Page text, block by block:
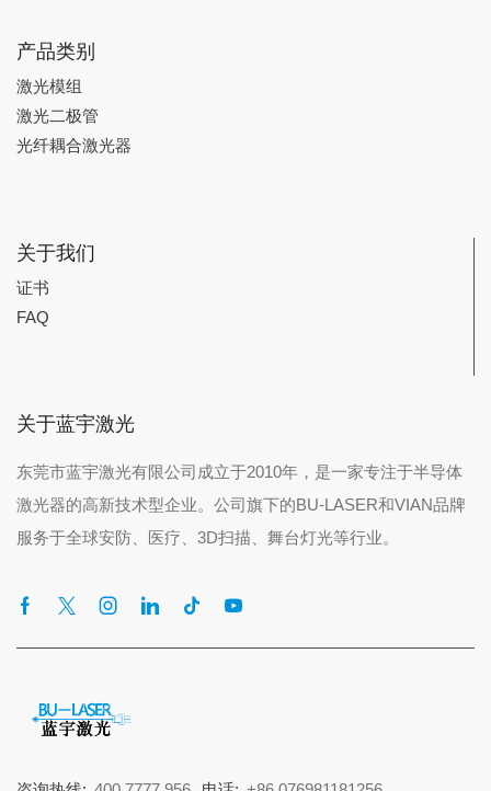
产品类别
激光模组
激光二极管
光纤耦合激光器
关于我们
证书
FAQ
关于蓝宇激光
东莞市蓝宇激光有限公司成立于2010年，是一家专注于半导体
激光器的高新技术型企业。公司旗下的BU-LASER和VIAN品牌
服务于全球安防、医疗、3D扫描、舞台灯光等行业。